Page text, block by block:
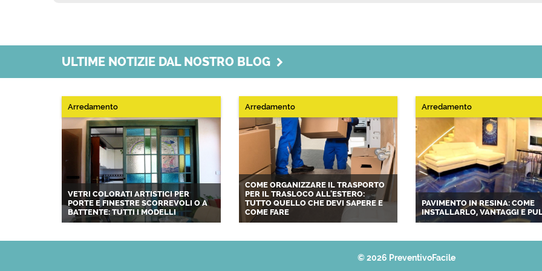
ULTIME NOTIZIE DAL NOSTRO BLOG
Arredamento
VETRI COLORATI ARTISTICI PER
PORTE E FINESTRE SCORREVOLI O A
BATTENTE: TUTTI I MODELLI
Arredamento
COME ORGANIZZARE IL TRASPORTO
PER IL TRASLOCO ALL'ESTERO:
TUTTO QUELLO CHE DEVI SAPERE E
COME FARE
Arredamento
PAVIMENTO IN RESINA: COME
INSTALLARLO, VANTAGGI E
© 2026 PreventivoFacile